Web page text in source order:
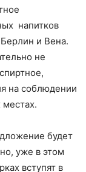
напитков
и Вена.
не
на соблюдении
будет
уже в этом
вступят в